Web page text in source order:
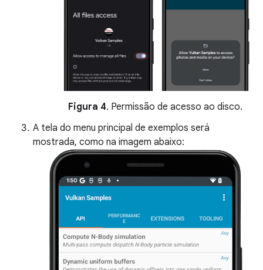
Figura 4. Permissão de acesso ao disco.
A tela do menu principal de exemplos será
mostrada, como na imagem abaixo: